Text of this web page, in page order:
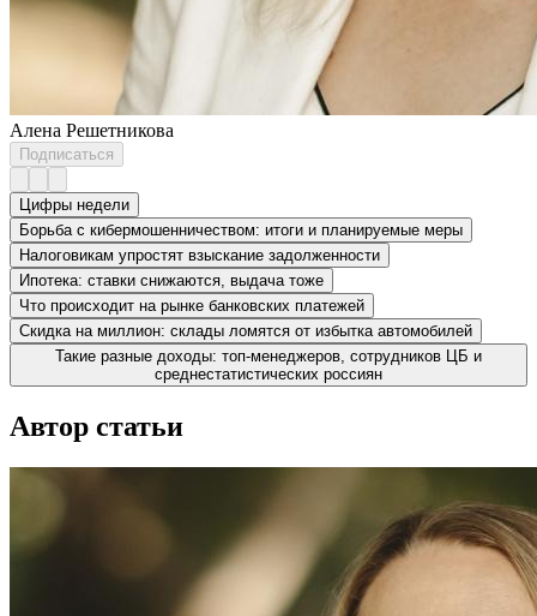
Алена Решетникова
Подписаться
Цифры недели
Борьба с кибермошенничеством: итоги и планируемые меры
Налоговикам упростят взыскание задолженности
Ипотека: ставки снижаются, выдача тоже
Что происходит на рынке банковских платежей
Скидка на миллион: склады ломятся от избытка автомобилей
Такие разные доходы: топ-менеджеров, сотрудников ЦБ и
среднестатистических россиян
Автор статьи